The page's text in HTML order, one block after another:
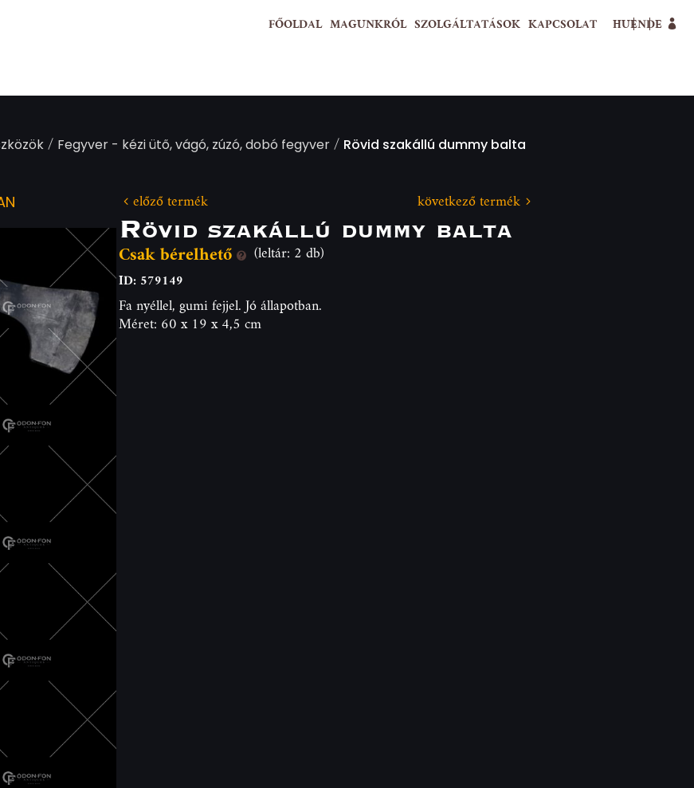
FŐOLDAL MAGUNKRÓL SZOLGÁLTATÁSOK KAPCSOLAT HUENDE
/ Fegyver - kézi ütő, vágó, zúzó, dobó fegyver/ Rövid szakállú dummy balta
előző termék következő termék
Rövid szakállú dummy balta
Csak bérelhető (leltár: 2 db)
ID: 579149
Fa nyéllel, gumi fejjel. Jó állapotban.
Méret: 60 x 19 x 4,5 cm